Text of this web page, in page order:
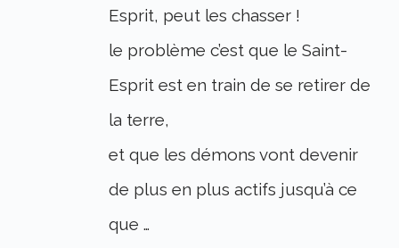
Esprit, peut les chasser !
le problème c’est que le Saint-
Esprit est en train de se retirer de
la terre,
et que les démons vont devenir
de plus en plus actifs jusqu’à ce
que …